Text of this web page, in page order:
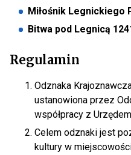
Miłośnik Legnickiego
Bitwa pod Legnicą
Regulamin
Odznaka
ustanowiona przez
współpracy z
Celem odznaki jest
kultury w